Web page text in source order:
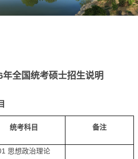
年全国统考硕士招生说明
统考科目 备注
思想政治理论